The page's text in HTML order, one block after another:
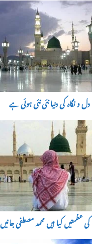
دل و نگاہ کی دنیا نئی نئی ہوئی ہے
کی عظمتیں کیا ہیں محمد مصطفی جانیں